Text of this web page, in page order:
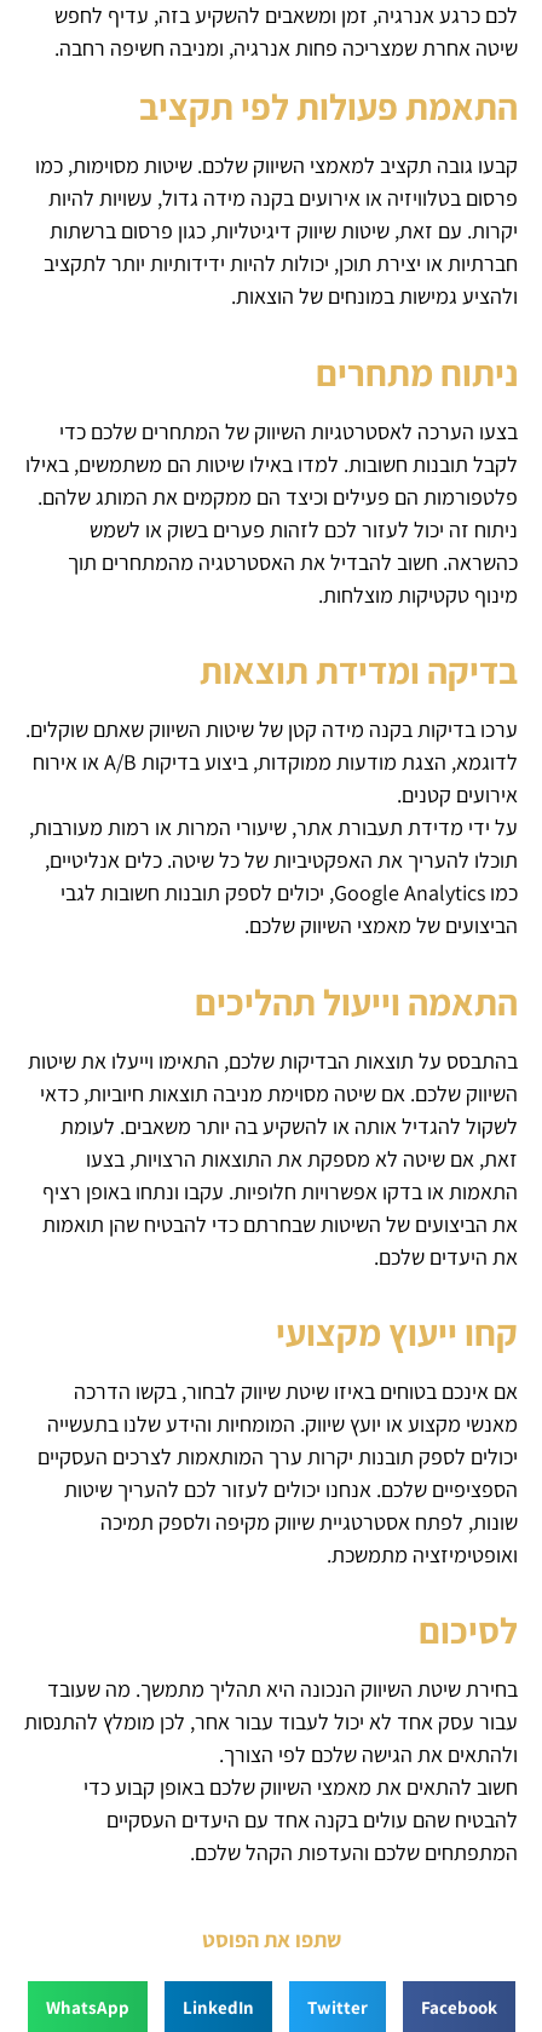
לכם כרגע אנרגיה, זמן ומשאבים להשקיע בזה, עדיף לחפש
שיטה אחרת שמצריכה פחות אנרגיה, ומניבה חשיפה רחבה.
התאמת פעולות לפי תקציב
קבעו גובה תקציב למאמצי השיווק שלכם. שיטות מסוימות, כמו
פרסום בטלוויזיה או אירועים בקנה מידה גדול, עשויות להיות
יקרות. עם זאת, שיטות שיווק דיגיטליות, כגון פרסום ברשתות
חברתיות או יצירת תוכן, יכולות להיות ידידותיות יותר לתקציב
ולהציע גמישות במונחים של הוצאות.
ניתוח מתחרים
בצעו הערכה לאסטרטגיות השיווק של המתחרים שלכם כדי
לקבל תובנות חשובות. למדו באילו שיטות הם משתמשים, באילו
פלטפורמות הם פעילים וכיצד הם ממקמים את המותג שלהם.
ניתוח זה יכול לעזור לכם לזהות פערים בשוק או לשמש
כהשראה. חשוב להבדיל את האסטרטגיה מהמתחרים תוך
מינוף טקטיקות מוצלחות.
בדיקה ומדידת תוצאות
ערכו בדיקות בקנה מידה קטן של שיטות השיווק שאתם שוקלים.
לדוגמא, הצגת מודעות ממוקדות, ביצוע בדיקות A/B או אירוח
אירועים קטנים.
על ידי מדידת תעבורת אתר, שיעורי המרות או רמות מעורבות,
תוכלו להעריך את האפקטיביות של כל שיטה. כלים אנליטיים,
כמו Google Analytics, יכולים לספק תובנות חשובות לגבי
הביצועים של מאמצי השיווק שלכם.
התאמה וייעול תהליכים
בהתבסס על תוצאות הבדיקות שלכם, התאימו וייעלו את שיטות
השיווק שלכם. אם שיטה מסוימת מניבה תוצאות חיוביות, כדאי
לשקול להגדיל אותה או להשקיע בה יותר משאבים. לעומת
זאת, אם שיטה לא מספקת את התוצאות הרצויות, בצעו
התאמות או בדקו אפשרויות חלופיות. עקבו ונתחו באופן רציף
את הביצועים של השיטות שבחרתם כדי להבטיח שהן תואמות
את היעדים שלכם.
קחו ייעוץ מקצועי
אם אינכם בטוחים באיזו שיטת שיווק לבחור, בקשו הדרכה
מאנשי מקצוע או יועץ שיווק. המומחיות והידע שלנו בתעשייה
יכולים לספק תובנות יקרות ערך המותאמות לצרכים העסקיים
הספציפיים שלכם. אנחנו יכולים לעזור לכם להעריך שיטות
שונות, לפתח אסטרטגיית שיווק מקיפה ולספק תמיכה
ואופטימיזציה מתמשכת.
לסיכום
בחירת שיטת השיווק הנכונה היא תהליך מתמשך. מה שעובד
עבור עסק אחד לא יכול לעבוד עבור אחר, לכן מומלץ להתנסות
ולהתאים את הגישה שלכם לפי הצורך.
חשוב להתאים את מאמצי השיווק שלכם באופן קבוע כדי
להבטיח שהם עולים בקנה אחד עם היעדים העסקיים
המתפתחים שלכם והעדפות הקהל שלכם.
שתפו את הפוסט
Facebook
Twitter
LinkedIn
WhatsApp